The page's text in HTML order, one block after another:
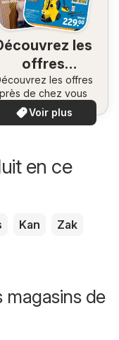
les
offres
spéciales
les offres
près de chez vous
Voir plus
en ce
Kan
Zak
magasins de